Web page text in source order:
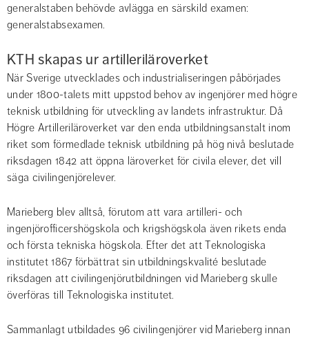
generalstaben behövde avlägga en särskild examen:
generalstabsexamen.
KTH skapas ur artilleriläroverket
När Sverige utvecklades och industrialiseringen påbörjades
under 1800-talets mitt uppstod behov av ingenjörer med högre
teknisk utbildning för utveckling av landets infrastruktur. Då
Högre Artilleriläroverket var den enda utbildningsanstalt inom
riket som förmedlade teknisk utbildning på hög nivå beslutade
riksdagen 1842 att öppna läroverket för civila elever, det vill
säga civilingenjörelever.
Marieberg blev alltså, förutom att vara artilleri- och
ingenjörofficershögskola och krigshögskola även rikets enda
och första tekniska högskola. Efter det att Teknologiska
institutet 1867 förbättrat sin utbildningskvalité beslutade
riksdagen att civilingenjörutbildningen vid Marieberg skulle
överföras till Teknologiska institutet.
Sammanlagt utbildades 96 civilingenjörer vid Marieberg innan